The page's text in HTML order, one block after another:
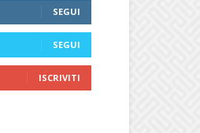
SEGUI
SEGUI
ISCRIVITI